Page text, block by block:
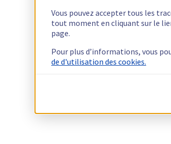
Vous pouvez accepter tous les
tout moment en cliquant sur le
page.
Pour plus d’informations, vous
de d'utilisation des cookies.